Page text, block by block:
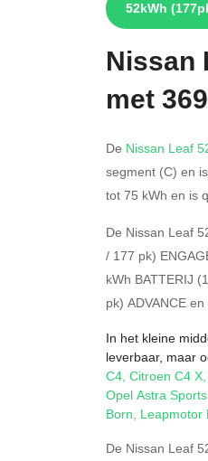
52kWh
Nissan
met
De Nissan Leaf
segment (C) en
tot 75 kWh en is
De Nissan Leaf
/ 177 pk)
kWh BATTERIJ
pk) ADVANCE en
In het kleine
leverbaar, maar
C4, Citroen C4 X,
Opel Astra
Born, Leapmotor
De Nissan Leaf